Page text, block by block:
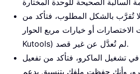
تُقرَّب بالشكل المطلوب، فتأكد من
أو خيارات مربع الحوار (في
Kutools) لم تُعدَّل عن غير قصد.
تشغيل الماكرو، فتأكد من تفعيل
وأنك حفظت ملفك بتنسيق يدعم